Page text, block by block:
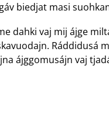
biedjat masi
dahki vaj mij ájge
Ráddidusá
ájggomusájn vaj